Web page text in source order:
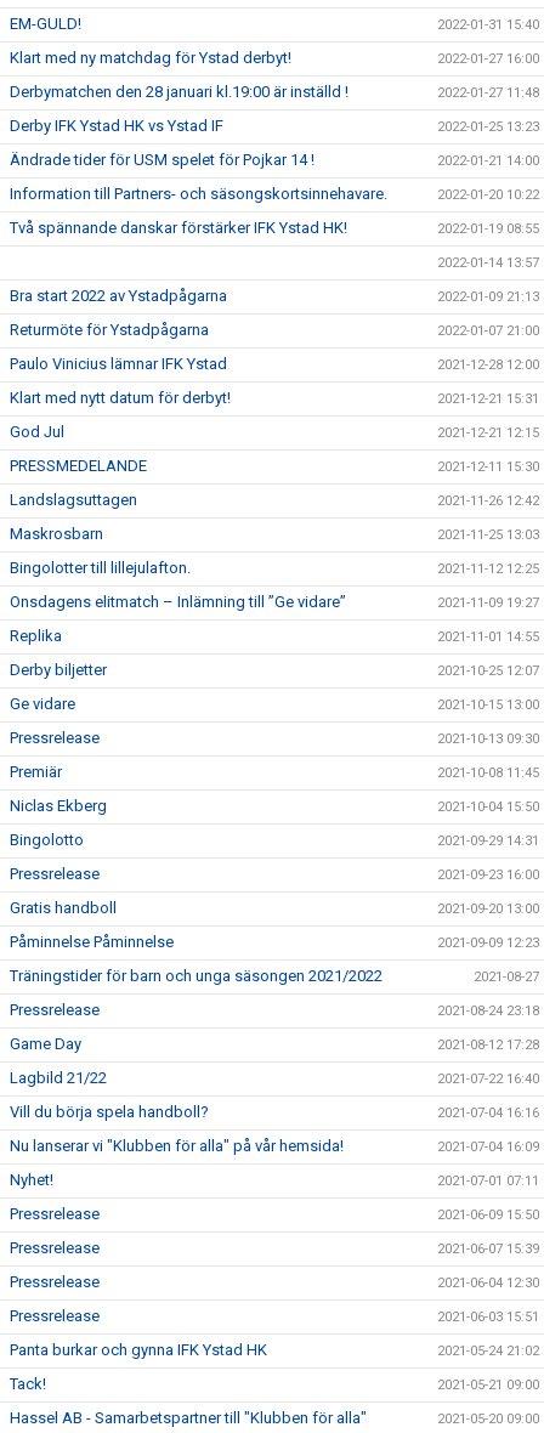
EM-GULD! 2022-01-31 15:40
Klart med ny matchdag för Ystad derbyt! 2022-01-27 16:00
Derbymatchen den 28 januari kl.19:00 är inställd ! 2022-01-27 11:48
Derby IFK Ystad HK vs Ystad IF 2022-01-25 13:23
Ändrade tider för USM spelet för Pojkar 14 ! 2022-01-21 14:00
Information till Partners- och säsongskortsinnehavare. 2022-01-20 10:22
Två spännande danskar förstärker IFK Ystad HK! 2022-01-19 08:55
2022-01-14 13:57
Bra start 2022 av Ystadpågarna 2022-01-09 21:13
Returmöte för Ystadpågarna 2022-01-07 21:00
Paulo Vinicius lämnar IFK Ystad 2021-12-28 12:00
Klart med nytt datum för derbyt! 2021-12-21 15:31
God Jul 2021-12-21 12:15
PRESSMEDELANDE 2021-12-11 15:30
Landslagsuttagen 2021-11-26 12:42
Maskrosbarn 2021-11-25 13:03
Bingolotter till lillejulafton. 2021-11-12 12:25
Onsdagens elitmatch – Inlämning till ”Ge vidare” 2021-11-09 19:27
Replika 2021-11-01 14:55
Derby biljetter 2021-10-25 12:07
Ge vidare 2021-10-15 13:00
Pressrelease 2021-10-13 09:30
Premiär 2021-10-08 11:45
Niclas Ekberg 2021-10-04 15:50
Bingolotto 2021-09-29 14:31
Pressrelease 2021-09-23 16:00
Gratis handboll 2021-09-20 13:00
Påminnelse Påminnelse 2021-09-09 12:23
Träningstider för barn och unga säsongen 2021/2022 2021-08-27
Pressrelease 2021-08-24 23:18
Game Day 2021-08-12 17:28
Lagbild 21/22 2021-07-22 16:40
Vill du börja spela handboll? 2021-07-04 16:16
Nu lanserar vi "Klubben för alla" på vår hemsida! 2021-07-04 16:09
Nyhet! 2021-07-01 07:11
Pressrelease 2021-06-09 15:50
Pressrelease 2021-06-07 15:39
Pressrelease 2021-06-04 12:30
Pressrelease 2021-06-03 15:51
Panta burkar och gynna IFK Ystad HK 2021-05-24 21:02
Tack! 2021-05-21 09:00
Hassel AB - Samarbetspartner till "Klubben för alla" 2021-05-20 09:00